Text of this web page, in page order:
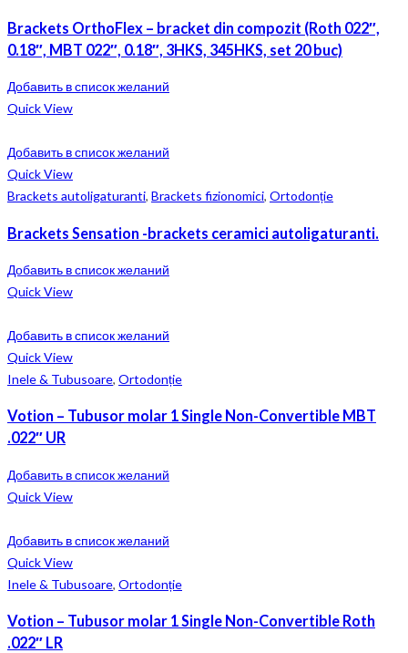
Brackets OrthoFlex – bracket din compozit (Roth 022″,
0.18″, MBT 022″, 0.18″, 3HKS, 345HKS, set 20 buc)
Добавить в список желаний
Quick View
Добавить в список желаний
Quick View
Brackets autoligaturanti, Brackets fizionomici, Ortodonție
Brackets Sensation -brackets ceramici autoligaturanti.
Добавить в список желаний
Quick View
Добавить в список желаний
Quick View
Inele & Tubusoare, Ortodonție
Votion – Tubusor molar 1 Single Non-Convertible MBT
.022″ UR
Добавить в список желаний
Quick View
Добавить в список желаний
Quick View
Inele & Tubusoare, Ortodonție
Votion – Tubusor molar 1 Single Non-Convertible Roth
.022″ LR